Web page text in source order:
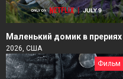
Маленький домик в прериях
2026, США
Фильм